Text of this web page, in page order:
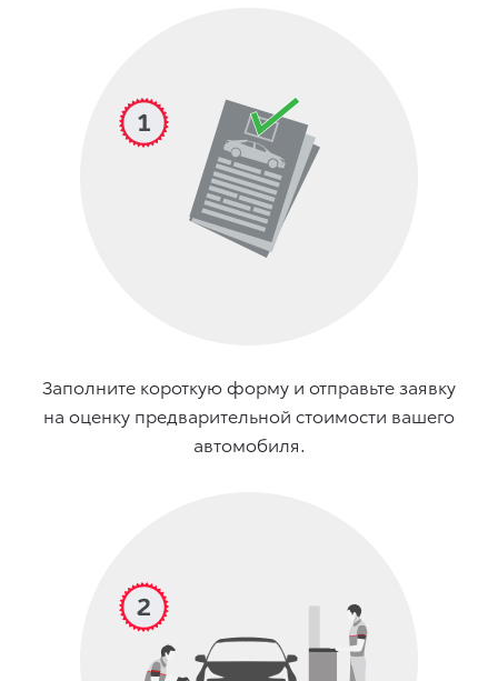
Заполните короткую форму и отправьте заявку
на оценку предварительной стоимости вашего
автомобиля.